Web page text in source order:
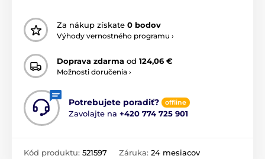
Za nákup získate 0 bodov
Výhody vernostného programu ›
Doprava zdarma od 124,06 €
Možnosti doručenia ›
Potrebujete poradiť? offline
Zavolajte na +420 774 725 901
Kód produktu: 521597 Záruka: 24 mesiacov